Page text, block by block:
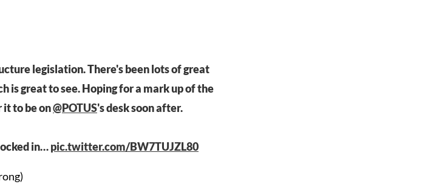
legislation. There's been lots of great
is great to see. Hoping for a mark up of the
it to be on@POTUS's desk soon after.
in…pic.twitter.com/BW7TUJZL80